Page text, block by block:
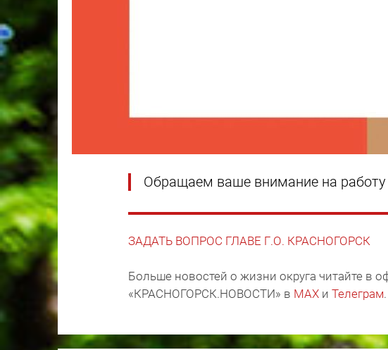
Обращаем ваше внимание на
ЗАДАТЬ ВОПРОС ГЛАВЕ Г.О. КРАСНОГОРСК
Больше новостей о жизни округа читайте в
«КРАСНОГОРСК.НОВОСТИ» в MAX и Телеграм.